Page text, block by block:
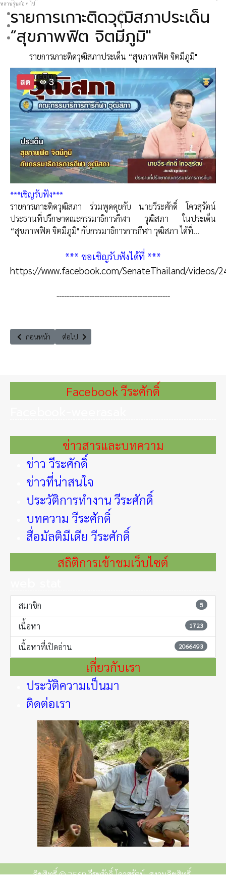
หลานรุ่นต่อ ๆ ไป
0
1
2
รายการเกาะติดวุฒิสภาประเด็น
“สุขภาพฟิต จิตมีภูมิ"
รายการเกาะติดวุฒิสภาประเด็น “สุขภาพฟิต จิตมีภูมิ"
***เชิญรับฟัง***
รายการเกาะติดวุฒิสภา ร่วมพูดคุยกับ นายวีระศักดิ์ โควสุรัตน์
ประธานที่ปรึกษาคณะกรรมาธิการกีฬา วุฒิสภา ในประเด็น
“สุขภาพฟิต จิตมีภูมิ" กับกรรมาธิการการกีฬา วุฒิสภา ได้ที่…
*** ขอเชิญรับฟังได้ที่ ***
https://www.facebook.com/SenateThailand/videos/
---------------------------------------------
เนื้อหาก่อนหน้า: Virtual Forum ในประเด็น ‘’ภูเก็ตแซนด์บ๊อกซ์.. ท่ามกลางม
ก่อนหน้า เนื้อหาถัดไป: รายการสถานีนิติบัญญัติ ในประเด็น "บทบาท
ต่อไป
Facebook วีระศักดิ์
ข่าวสารและบทความ
ข่าว วีระศักดิ์
ข่าวที่น่าสนใจ
ประวัติการทำงาน วีระศักดิ์
บทความ วีระศักดิ์
สื่อมัลติมีเดีย วีระศักดิ์
สถิติการเข้าชมเว็บไซต์
สมาชิก 5
เนื้อหา 1723
เนื้อหาที่เปิดอ่าน 2066493
เกี่ยวกับเรา
ประวัติความเป็นมา
ติดต่อเรา
ลิขสิทธิ์ © 2569 วีระศักดิ์ โควสุรัตน์. สงวนลิขสิทธิ์.